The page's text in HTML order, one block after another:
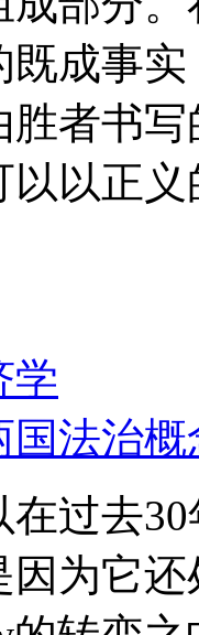
成事
者书
以以正
学
法治概
过去
为它